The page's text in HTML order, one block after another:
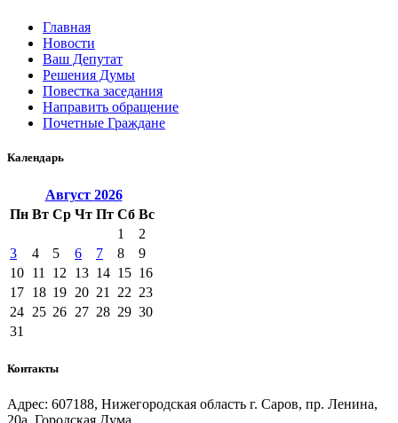
Главная
Новости
Ваш Депутат
Решения Думы
Повестка заседания
Направить обращение
Почетные Граждане
Календарь
Август 2026
Пн Вт Ср Чт Пт Сб Вс
1
2
3
4 5 6 7 8
9
10 11 12 13 14 15 16
17 18 19 20 21 22 23
24 25 26 27 28 29 30
31
Контакты
Адрес: 607188, Нижегородская область г. Саров, пр. Ленина,
20а, Городская Дума